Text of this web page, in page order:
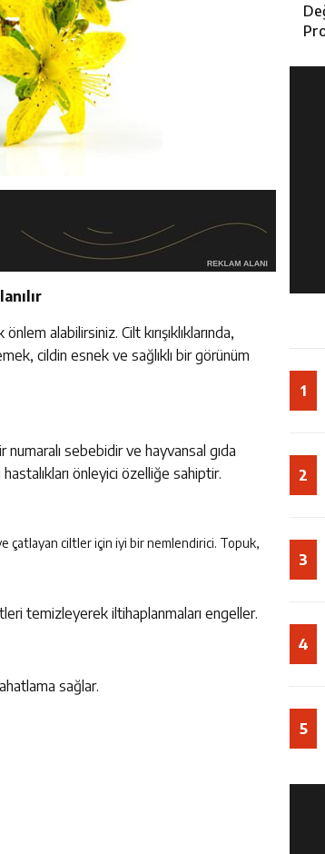
alabilirsiniz. Cilt kırışıklıklarında,
cildin esnek ve sağlıklı bir görünüm
numaralı sebebidir ve hayvansal gıda
önleyici özelliğe sahiptir.
çatlayan ciltler için iyi bir nemlendirici. Topuk,
temizleyerek iltihaplanmaları engeller.
sağlar.
1
2
3
4
5